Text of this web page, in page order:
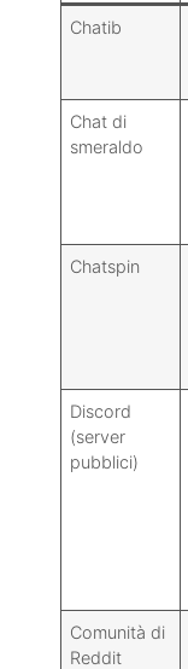
Chatib
Chat di
smeraldo
Chatspin
Discord
(server
pubblici)
Comunità di
Reddit